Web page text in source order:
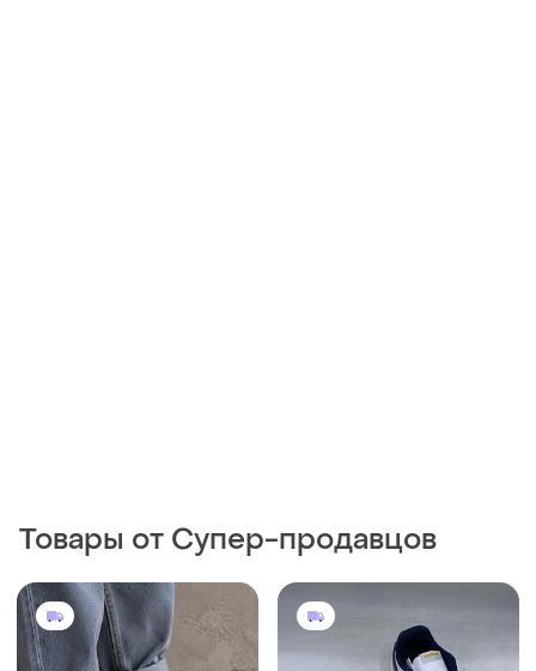
Товары от Супер-продавцов